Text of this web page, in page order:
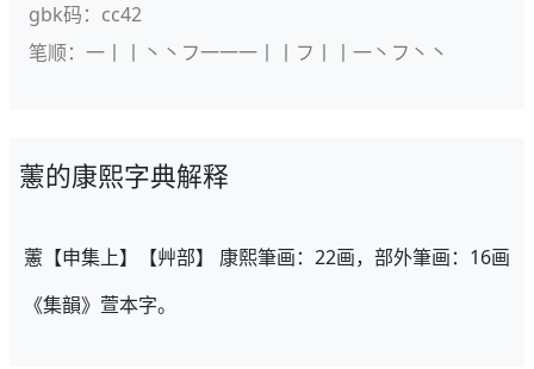
gbk码：cc42
笔顺：一丨丨丶丶フ一一一丨丨フ丨丨一丶フ丶丶
藼的康熙字典解释
藼【申集上】【艸部】 康熙筆画：22画，部外筆画：16画
《集韻》萱本字。